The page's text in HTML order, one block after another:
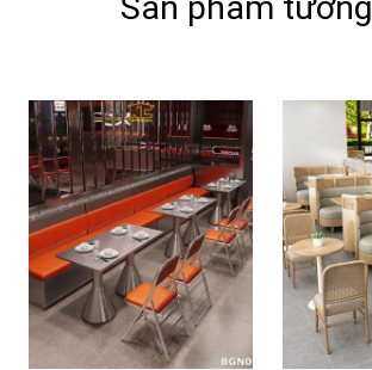
Sản phẩm